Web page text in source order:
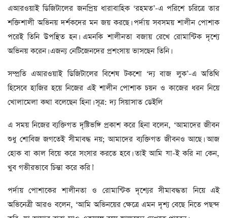
এআরওয়াই ডিজিটালের জনপ্রিয় ধারাবাহিক ‘রহমত’-এ পরিশে চরিত্রে তার
শক্তিশালী অভিনয় দর্শকদের মন জয় করছে। পর্দায় সবসময় শালীন পোশাক
পরেই তিনি উপস্থিত হন। এমনকি শালীনতা বজায় রেখে রোমান্টিক দৃশ্যে
অভিনয় করেন। এজন্য নেটিজেনদের প্রশংসায় ভাসছেন তিনি।
সম্প্রতি এআরওয়াই ডিজিটালের বিশেষ টকশো ‘দ্য বাজ লুক’-এ অতিথি
হিসেবে হাজির হয়ে নিজের এই শালীন পোশাক চয়ন ও কাজের ধরন নিয়ে
খোলামেলা কথা বলেছেন হিনা। সূত্র: দ্য সিয়াসাত ডেইলি
এ সময় নিজের ব্যক্তিগত দৃষ্টিভঙ্গি প্রকাশ করে হিনা বলেন, ‘আমাদের জীবন
শুধু শোবিজ জগতেই সীমাবদ্ধ নয়; আমাদের ব্যক্তিগত জীবনও আছে। আজ
হোক বা কাল বিয়ে করে সংসার করতে হবে। তাই আমি যা-ই করি না কেন,
খুব গভীরভাবে চিন্তা করে করি।’
পর্দায় পোশাকের শালীনতা ও রোমান্টিক দৃশ্যের সীমাবদ্ধতা নিয়ে এই
অভিনেত্রী আরও বলেন, ‘আমি অভিনয়ের ক্ষেত্রে এমন দৃশ্য বেছে নিতে পছন্দ